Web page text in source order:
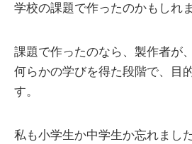
学校の課題で作ったのかもしれ
課題で作ったのなら、製作者が
何らかの学びを得た段階で、目
す。
私も小学生か中学生か忘れまし